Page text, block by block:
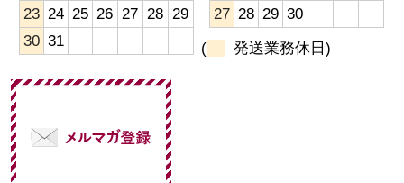
23 24 25 26 27 28 29
30 31
27 28 29 30
( 発送業務休日)